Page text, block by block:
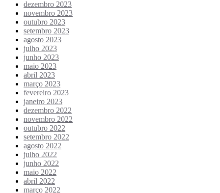
dezembro 2023
novembro 2023
outubro 2023
setembro 2023
agosto 2023
julho 2023
junho 2023
maio 2023
abril 2023
março 2023
fevereiro 2023
janeiro 2023
dezembro 2022
novembro 2022
outubro 2022
setembro 2022
agosto 2022
julho 2022
junho 2022
maio 2022
abril 2022
março 2022